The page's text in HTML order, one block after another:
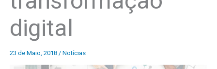
digital
23 de Maio, 2018 / Notícias